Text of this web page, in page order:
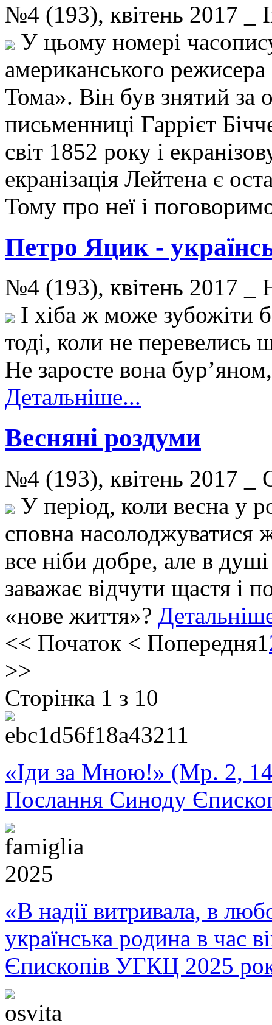
№4 (193), квітень 2017
У цьому номері
американського
Тома». Він був знятий
письменниці Гаррієт
світ 1852 року і
екранізація Лейтена є
Тому про неї і
Петро Яцик -
№4 (193), квітень 2017
І хіба ж може зубожіти
тоді, коли не перевелись
Не заросте вона
Детальніше...
Весняні роздуми
№4 (193), квітень 2017
У період, коли весна у
сповна насолоджуватися
все ніби добре, але в
заважає відчути щастя і
«нове життя»?
<< Початок < Попередня1
>>
Сторінка 1 з 10
«Іди за Мною!» (Мр. 2,
Послання Синоду
«В надії витривала, в
українська родина в час
Єпископів УГКЦ 2025